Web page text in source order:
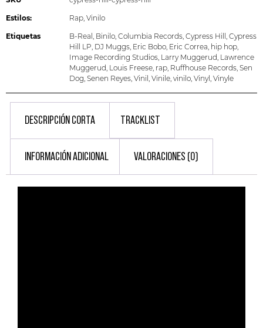
Estilos: Rap, Vinilo
Etiquetas B-Real , Binilo, Columbia Records, Cypress Hill , Cypress
Hill LP, DJ Muggs, Eric Bobo, Eric Correa, hip hop,
Image Recording Studios, Larry Muggerud, Lawrence
Muggerud, Louis Freese, rap, Ruffhouse Records, Sen
Dog, Senen Reyes, Vinil , Vinile, vinilo, Vinyl, Vinyle
DESCRIPCIÓN CORTA TRACKLIST
INFORMACIÓN ADICIONAL VALORACIONES (0)